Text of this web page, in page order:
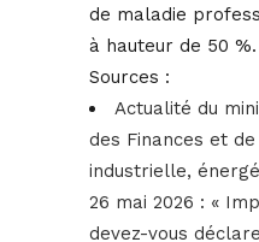
de maladie
à hauteur de 50 %.
Sources :
Actualité du
des Finances et
industrielle,
26 mai 2026 : «
devez-vous